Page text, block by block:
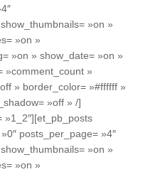
»on »
»on »
»on » show_date= »on »
»comment_count »
» border_color= »#ffffff »
»off » /]
»1_2″][et_pb_posts
posts_per_page= »4″
»on »
»on »